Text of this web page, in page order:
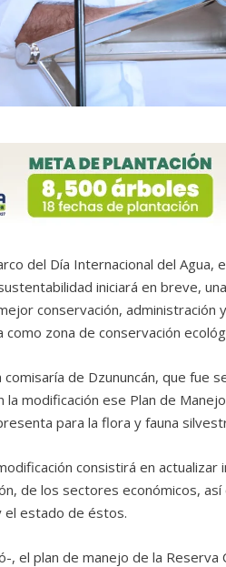
del Día Internacional del Agua,
iniciará en breve,
conservación,
zona de conservación
de Dzununcán, que fue
la modificación ese Plan de
para la flora y fauna
consistirá en
de los sectores económicos,
el estado de éstos.
, el plan de manejo de la